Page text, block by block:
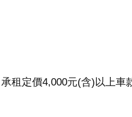
租定價4,000元(含)以上車